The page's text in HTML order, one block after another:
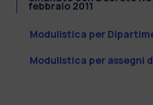
febbraio 2011
Modulistica per
Modulistica per assegni